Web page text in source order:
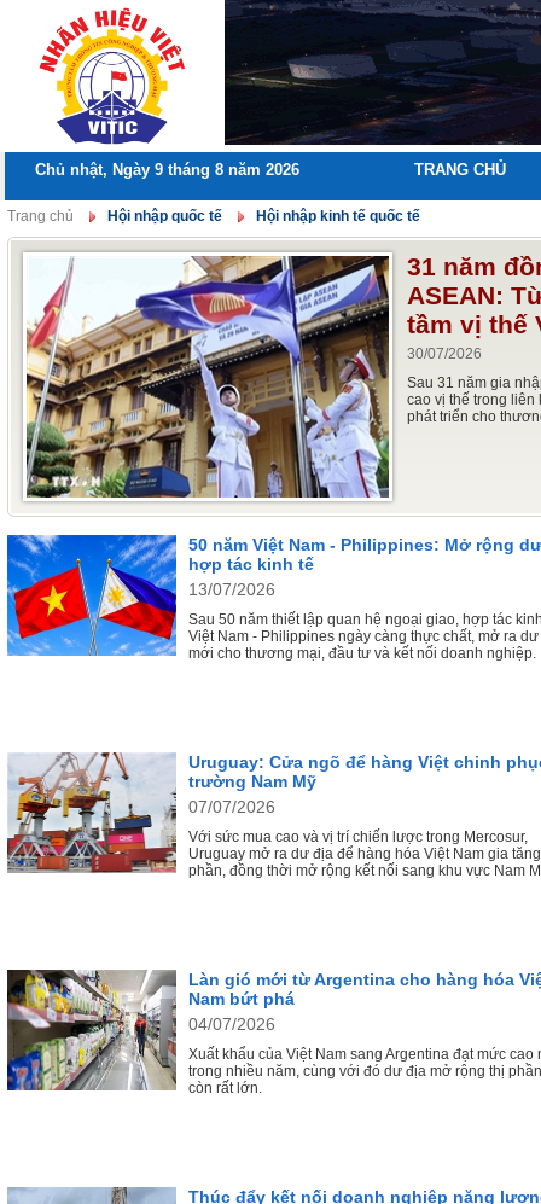
Chủ nhật, Ngày 9 tháng 8 năm 2026 TRANG CHỦ
Trang chủ Hội nhập quốc tế Hội nhập kinh tế quốc tế
31 năm
ASEAN:
tầm vị thế
30/07/2026
Sau 31 năm gia
cao vị thế trong liên
phát triển cho
50 năm Việt Nam - Philippines: Mở rộng
hợp tác kinh tế
13/07/2026
Sau 50 năm thiết lập quan hệ ngoại giao, hợp tác
Việt Nam - Philippines ngày càng thực chất, mở ra
mới cho thương mại, đầu tư và kết nối doanh nghiệp.
Uruguay: Cửa ngõ để hàng Việt chinh
trường Nam Mỹ
07/07/2026
Với sức mua cao và vị trí chiến lược trong Mercosur,
Uruguay mở ra dư địa để hàng hóa Việt Nam gia
phần, đồng thời mở rộng kết nối sang khu vực Nam
Làn gió mới từ Argentina cho hàng hóa
Nam bứt phá
04/07/2026
Xuất khẩu của Việt Nam sang Argentina đạt mức cao
trong nhiều năm, cùng với đó dư địa mở rộng thị
còn rất lớn.
Thúc đẩy kết nối doanh nghiệp năng